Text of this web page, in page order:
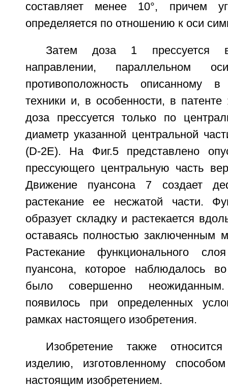
составляет менее 10°, причем
определяется по отношению к оси
Затем доза 1 прессуется
направлении, параллельном
противоположность описанному
техники и, в особенности, в
доза прессуется только по
диаметр указанной центральной
(D-2Е). На Фиг.5 представлено
прессующего центральную часть
Движение пуансона 7 создает
растекание ее несжатой части.
образует складку и растекается
оставаясь полностью заключенным
Растекание функционального
пуансона, которое наблюдалось
было совершенно
появилось при определенных
рамках настоящего изобретения.
Изобретение также
изделию, изготовленному
настоящим изобретением.